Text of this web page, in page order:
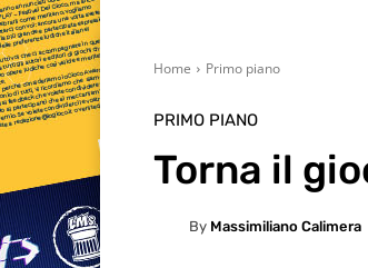
Home Primo piano
PRIMO PIANO
Torna il
By Massimiliano Calimera